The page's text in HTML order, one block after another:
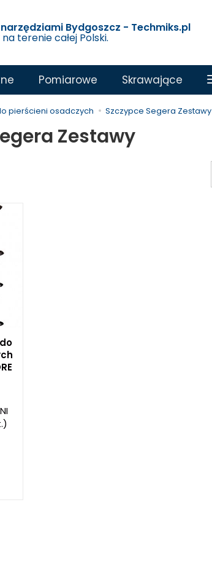
Bydgoszcz - Techmiks.pl
terenie całej Polski.
Pomiarowe Skrawające
pierścieni osadczych Szczypce Segera Zestawy
Zestawy